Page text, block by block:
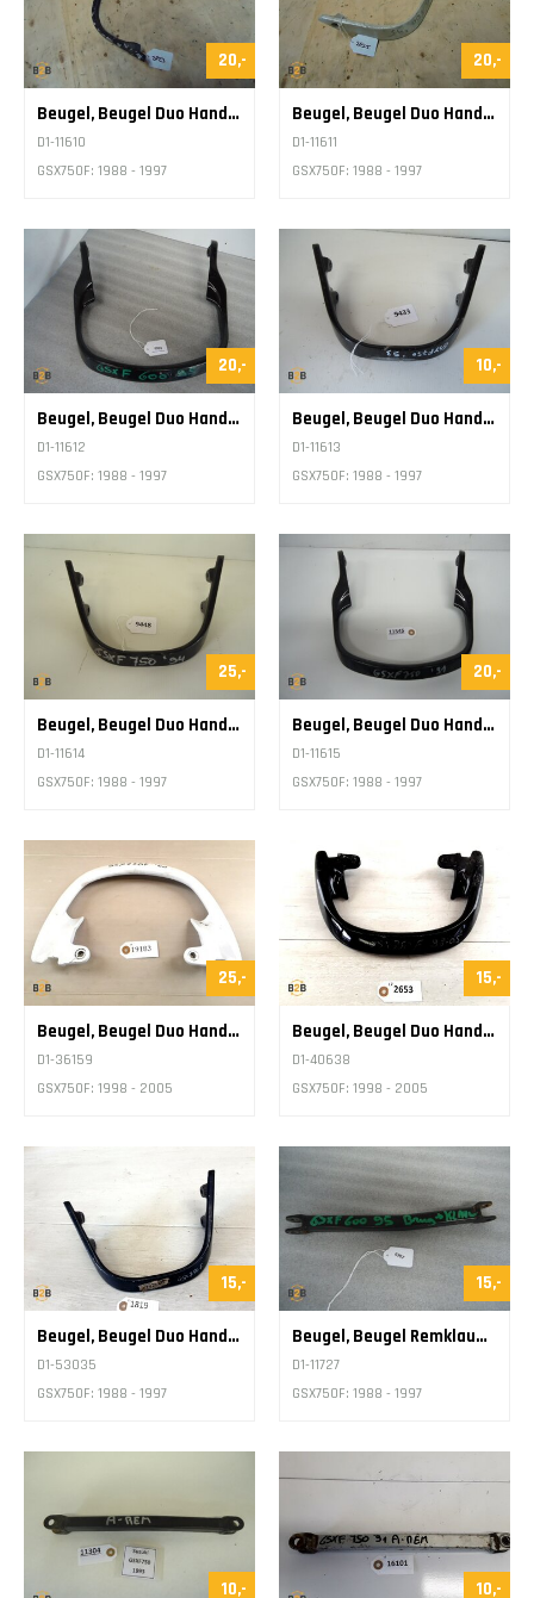
20,-
Beugel, Beugel Duo Handgreep
D1-11610
GSX750F: 1988 - 1997
20,-
Beugel, Beugel Duo Handgreep
D1-11611
GSX750F: 1988 - 1997
20,-
Beugel, Beugel Duo Handgreep
D1-11612
GSX750F: 1988 - 1997
10,-
Beugel, Beugel Duo Handgreep
D1-11613
GSX750F: 1988 - 1997
25,-
Beugel, Beugel Duo Handgreep
D1-11614
GSX750F: 1988 - 1997
20,-
Beugel, Beugel Duo Handgreep
D1-11615
GSX750F: 1988 - 1997
25,-
Beugel, Beugel Duo Handgreep
D1-36159
GSX750F: 1998 - 2005
15,-
Beugel, Beugel Duo Handgreep
D1-40638
GSX750F: 1998 - 2005
15,-
Beugel, Beugel Duo Handgreep
D1-53035
GSX750F: 1988 - 1997
15,-
Beugel, Beugel Remklauw Stang
D1-11727
GSX750F: 1988 - 1997
10,- 10,-